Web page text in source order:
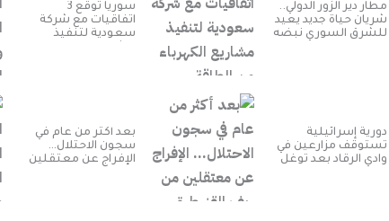
مطار دير الزور الدولي..
شريان حياة جديد يعيد
للشرق السوري نبضه
سوريا توقع 3
اتفاقيات مع شركة
سعودية لتنفيذ
دورية إسرائيلية
تستوقف مزارعين في
وادي الرقاد بعد توغل
بعد أكثر من عام في
سجون الاحتلال…
الإفراج عن معتقلين